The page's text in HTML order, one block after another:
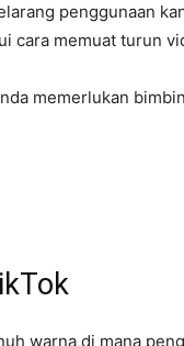
penggunaan
cara memuat turun
memerlukan
warna di mana